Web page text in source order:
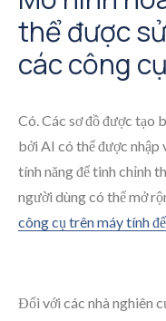
thể được
các công
Có. Các sơ đồ được
bởi AI có thể được nhập
tính năng để tinh chỉnh
người dùng có thể mở
công cụ trên máy tính
Đối với các nhà nghiên